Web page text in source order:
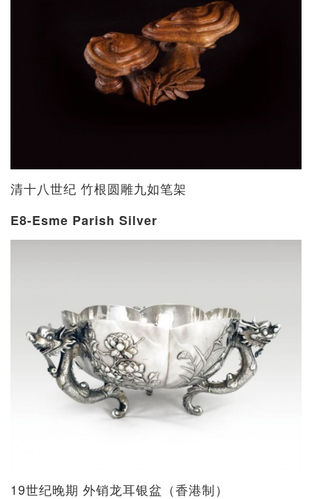
清十八世纪 竹根圆雕九如笔架
E8-Esme Parish Silver
19世纪晚期 外销龙耳银盆（香港制）